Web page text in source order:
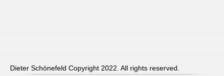
Dieter Schönefeld Copyright 2022. All rights reserved.